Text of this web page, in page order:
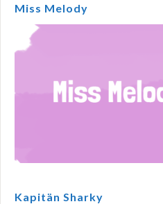
Miss Melody
Kapitän Sharky